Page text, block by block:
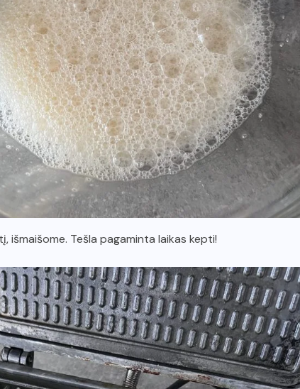
išmaišome. Tešla pagaminta laikas kepti!